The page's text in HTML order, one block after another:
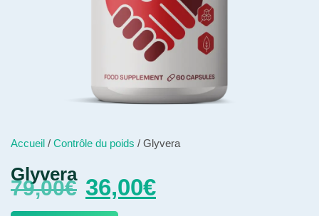
Accueil / Contrôle du poids / Glyvera
Glyvera
79,00€ 36,00€